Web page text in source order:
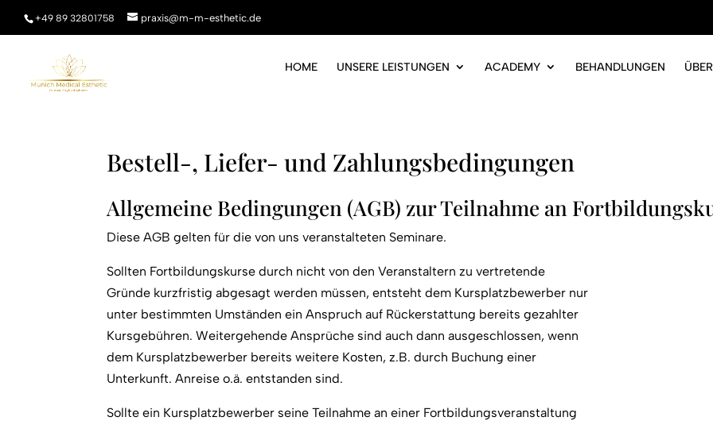
+49 89 32801758 praxis@m-m-esthetic.de
HOME UNSERE LEISTUNGEN ACADEMY BEHANDLUNGEN
Bestell-, Liefer- und Zahlungsbedingungen
Allgemeine Bedingungen (AGB) zur Teilnahme an
Diese AGB gelten für die von uns veranstalteten Seminare.
Sollten Fortbildungskurse durch nicht von den Veranstaltern zu vertretende
Gründe kurzfristig abgesagt werden müssen, entsteht dem Kursplatzbewerber nur
unter bestimmten Umständen ein Anspruch auf Rückerstattung bereits gezahlter
Kursgebühren. Weitergehende Ansprüche sind auch dann ausgeschlossen, wenn
dem Kursplatzbewerber bereits weitere Kosten, z.B. durch Buchung einer
Unterkunft. Anreise o.ä. entstanden sind.
Sollte ein Kursplatzbewerber seine Teilnahme an einer Fortbildungsveranstaltung